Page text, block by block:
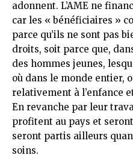
adonnent. L’AME ne
car les « bénéficiaires »
parce qu’ils ne sont pas
droits, soit parce que,
des hommes jeunes,
où dans le monde entier,
relativement à l’enfance
En revanche par leur
profitent au pays et
seront partis ailleurs
soins.